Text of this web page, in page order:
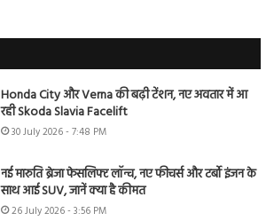
Honda City और Verna की बढ़ी टेंशन, नए अवतार में आ
रही Skoda Slavia Facelift
30 July 2026 - 7:48 PM
नई मारुति ब्रेजा फेसलिफ्ट लॉन्च, नए फीचर्स और टर्बो इंजन के
साथ आई SUV, जानें क्या है कीमत
26 July 2026 - 3:56 PM